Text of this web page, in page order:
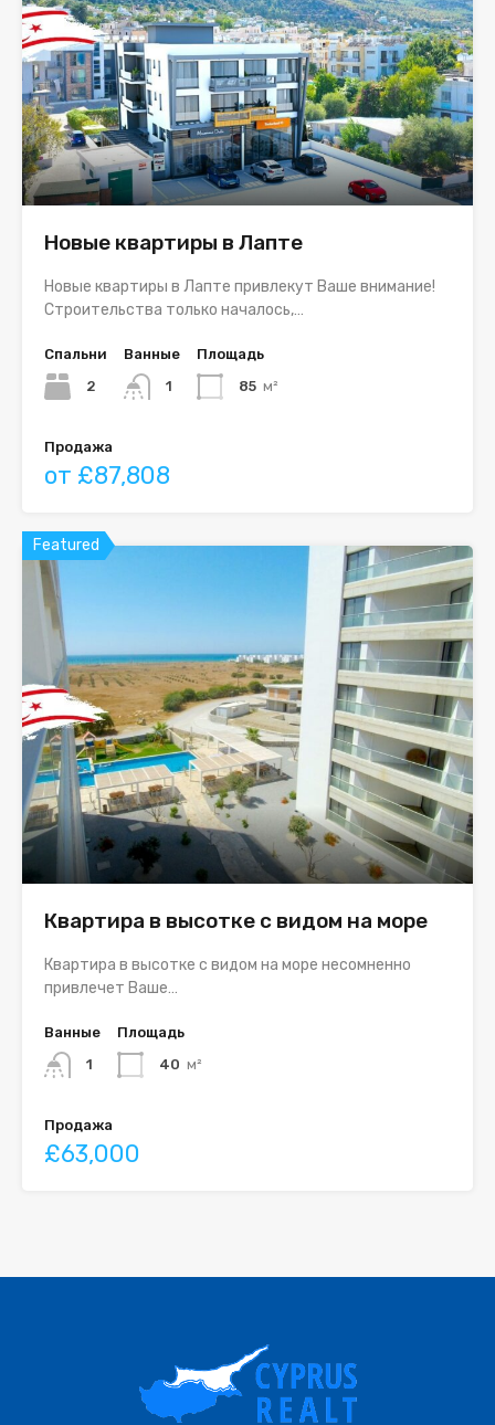
Новые квартиры в Лапте
Новые квартиры в Лапте привлекут Ваше внимание!
Строительства только началось,…
Спальни
2
Ванные
1
Площадь
85 м²
Продажа
от £87,808
Featured
Квартира в высотке с видом на море
Квартира в высотке с видом на море несомненно
привлечет Ваше…
Ванные
1
Площадь
40 м²
Продажа
£63,000